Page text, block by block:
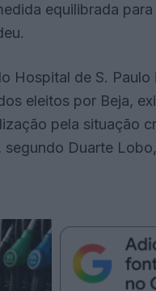
equilibrada
Hospital de S.
eleitos por Beja,
pela situação
Duarte